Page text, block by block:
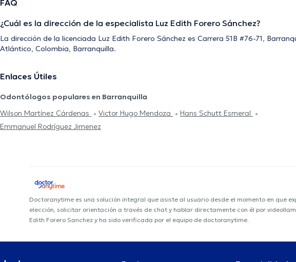
FAQ
¿Cuál es la dirección de la especialista Luz Edith Forero Sánchez?
La dirección de la licenciada Luz Edith Forero Sánchez es Carrera 51B #76-71,
Atlántico, Colombia, Barranquilla.
Enlaces Útiles
Odontólogos populares en Barranquilla
Wilson Martínez Cárdenas
Victor Hugo Mendoza
Hans Schutt Esmeral
Emmanuel Rodríguez Jimenez
Doctoranytime es una solución integral que asiste al usuario desde el momento en que
elección, solicitar orientación a través de chat y hablar directamente con él por
Edith Forero Sanchez y ha sido verificada por el equipo de doctoranytime.